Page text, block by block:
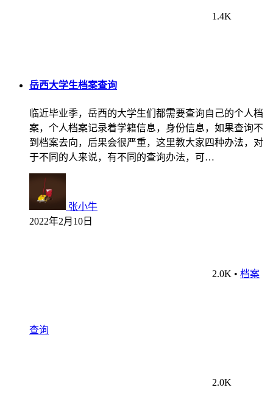
1.4K
岳西大学生档案查询
临近毕业季，岳西的大学生们都需要查询自己的个人档
案，个人档案记录着学籍信息，身份信息，如果查询不
到档案去向，后果会很严重，这里教大家四种办法，对
于不同的人来说，有不同的查询办法，可…
张小牛
2022年2月10日
2.0K • 档案
查询
2.0K